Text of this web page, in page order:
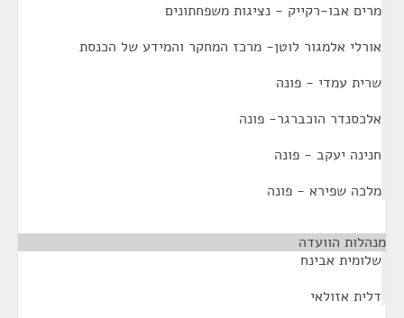
מרים אבו-רקייק - נציגות משפחתונים
אורלי אלמגור לוטן- מרכז המחקר והמידע של הכנסת
שרית עמדי - פונה
אלכסנדר הוכברגר- פונה
חנינה יעקב - פונה
מלכה שפירא - פונה
מנהלות הוועדה
שלומית אבינח
דלית אזולאי